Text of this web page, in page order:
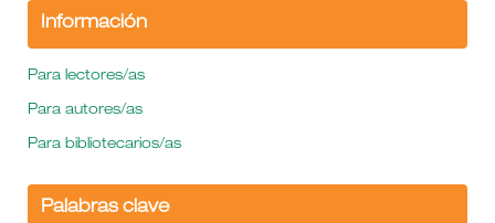
Información
Para lectores/as
Para autores/as
Para bibliotecarios/as
Palabras clave